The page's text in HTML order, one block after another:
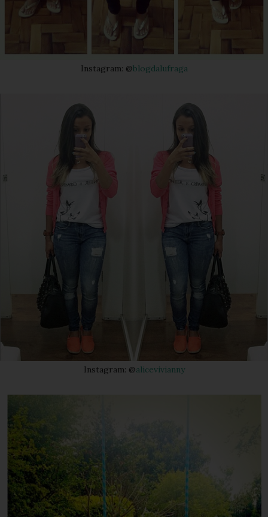
Instagram: @blogdalufraga
Instagram: @alicevivianny